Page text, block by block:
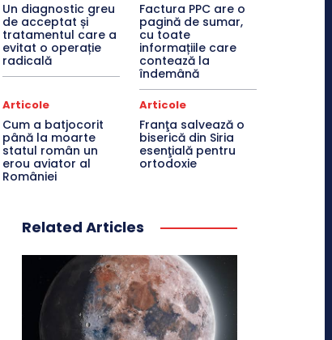
Un diagnostic greu
de acceptat și
tratamentul care a
evitat o operație
radicală
Factura PPC are o
pagină de sumar,
cu toate
informațiile care
contează la
îndemână
Articole
Cum a batjocorit
până la moarte
statul român un
erou aviator al
României
Articole
Franţa salvează o
biserică din Siria
esenţială pentru
ortodoxie
Related Articles